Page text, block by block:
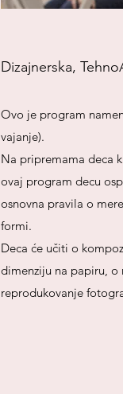
Dizajnerska,
Ovo je program
vajanje).
Na pripremama deca
ovaj program decu
osnovna pravila o
formi.
Deca će učiti o
dimenziju na papiru, o
reprodukovanje